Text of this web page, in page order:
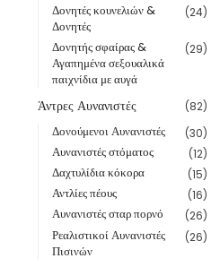
Δονητές κουνελιών &
Δονητές
(24)
Δονητής σφαίρας &
Αγαπημένα σεξουαλικά
παιχνίδια με αυγά
(29)
Άντρες Αυνανιστές (82)
Δονούμενοι Αυνανιστές (30)
Αυνανιστές στόματος (12)
Δαχτυλίδια κόκορα (15)
Αντλίες πέους (16)
Αυνανιστές σταρ πορνό (26)
Ρεαλιστικοί Αυνανιστές
Πισινών
(26)